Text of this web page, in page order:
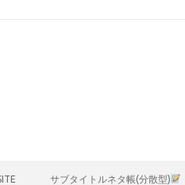
サブタイトルネタ帳(分散型)